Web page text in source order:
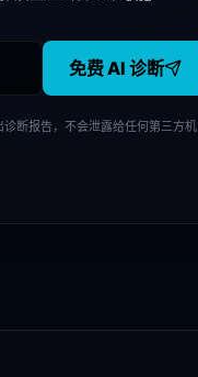
免费 AI 诊断
断报告，不会泄露给任何第三方机